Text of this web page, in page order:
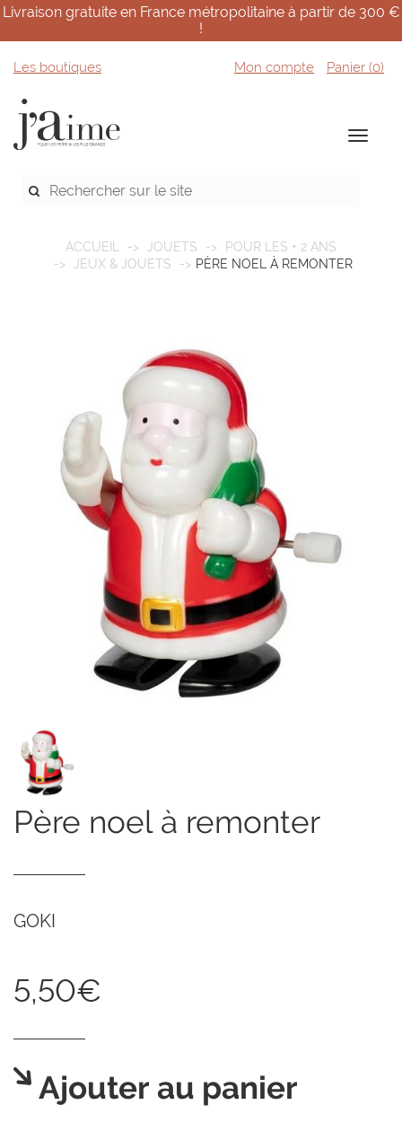
Livraison gratuite en France métropolitaine à partir de 300 €
!
Les boutiques Mon compte Panier (0)
ACCUEIL JOUETS
POUR LES + 2 ANS
JEUX & JOUETS
PÈRE NOEL À REMONTER
père noel à remonter
GOKI
5,50€
Ajouter au panier